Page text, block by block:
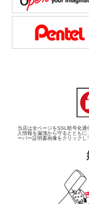
当店は全ページをSSL暗号化
人情報を漏洩から守るととも
ーバー証明書画像をクリックし